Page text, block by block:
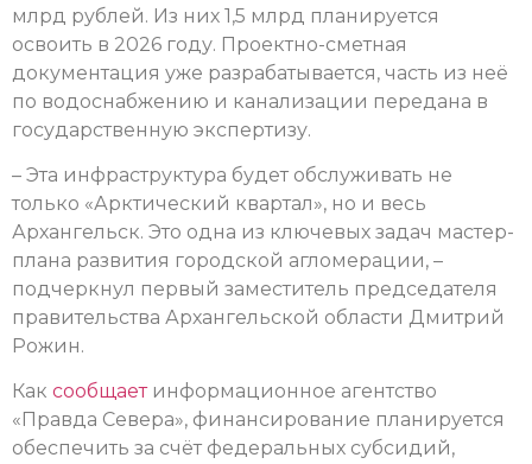
млрд рублей. Из них 1,5 млрд планируется
освоить в 2026 году. Проектно-сметная
документация уже разрабатывается, часть из неё
по водоснабжению и канализации передана в
государственную экспертизу.
– Эта инфраструктура будет обслуживать не
только «Арктический квартал», но и весь
Архангельск. Это одна из ключевых задач мастер-
плана развития городской агломерации, –
подчеркнул первый заместитель председателя
правительства Архангельской области Дмитрий
Рожин.
Как сообщаетинформационное агентство
«Правда Севера», финансирование планируется
обеспечить за счёт федеральных субсидий,